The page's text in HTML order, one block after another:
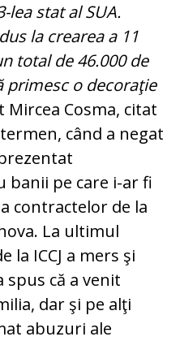
lea stat al SUA.
la crearea a 11
total de 46.000 de
primesc o decoraţie
Mircea Cosma, citat
când a negat
banii pe care i-ar fi
contractelor de la
La ultimul
la ICCJ a mers şi
spus că a venit
dar şi pe alţi
abuzuri ale